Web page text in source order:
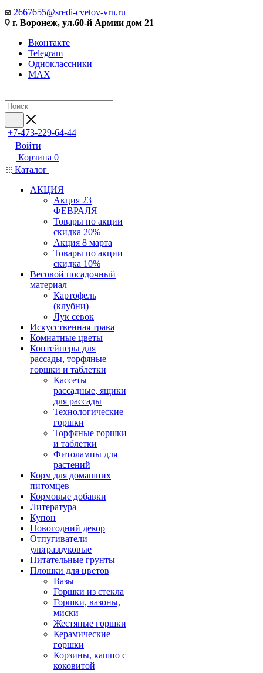
2667655@sredi-cvetov-vrn.ru
г. Воронеж, ул.60-й Армии дом 21
Вконтакте
Telegram
Одноклассники
MAX
+7-473-229-64-44
Войти
Корзина 0
Каталог
АКЦИЯ
Акция 23
ФЕВРАЛЯ
Товары по акции
скидка 20%
Акция 8 марта
Товары по акции
скидка 10%
Весовой посадочный
материал
Картофель
(клубни)
Лук севок
Искусственная трава
Комнатные цветы
Контейнеры для
рассады, торфяные
горшки и таблетки
Кассеты
рассадные, ящики
для рассады
Технологические
горшки
Торфяные горшки
и таблетки
Фитолампы для
растений
Корм для домашних
питомцев
Кормовые добавки
Литература
Купон
Новогодний декор
Отпугиватели
ультразвуковые
Питательные грунты
Плошки для цветов
Вазы
Горшки из стекла
Горшки, вазоны,
миски
Жестяные горшки
Керамические
горшки
Корзины, кашпо с
коковитой